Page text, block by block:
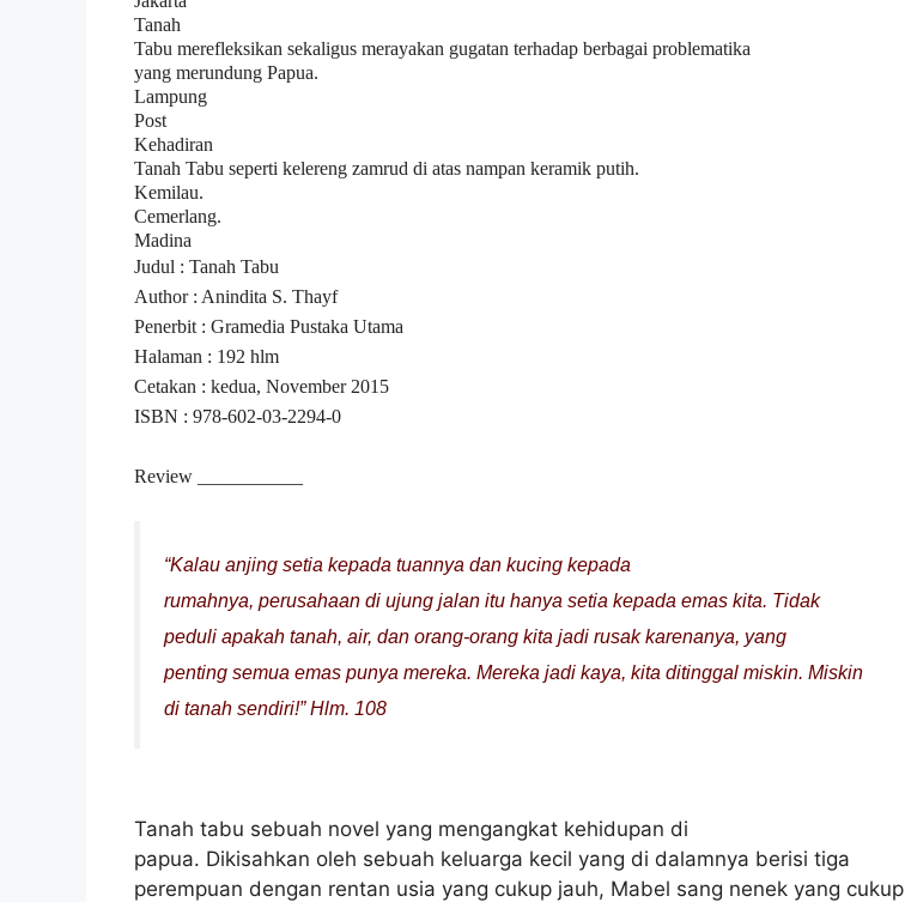
Tanah
Tabu merefleksikan sekaligus merayakan gugatan terhadap berbagai problematika
yang merundung Papua.
Lampung
Post
Kehadiran
Tanah Tabu seperti kelereng zamrud di atas nampan keramik putih.
Kemilau.
Cemerlang.
Madina
Judul : Tanah Tabu
Author : Anindita S. Thayf
Penerbit : Gramedia Pustaka Utama
Halaman : 192 hlm
Cetakan : kedua, November 2015
ISBN : 978-602-03-2294-0
Review
“Kalau anjing setia kepada tuannya dan kucing kepada
rumahnya, perusahaan di ujung jalan itu hanya setia kepada emas kita. Tidak
peduli apakah tanah, air, dan orang-orang kita jadi rusak karenanya, yang
penting semua emas punya mereka. Mereka jadi kaya, kita ditinggal miskin. Miskin
di tanah sendiri!” Hlm. 108
Tanah tabu sebuah novel yang mengangkat kehidupan di
papua. Dikisahkan oleh sebuah keluarga kecil yang di dalamnya berisi tiga
perempuan dengan rentan usia yang cukup jauh, Mabel sang nenek yang cukup